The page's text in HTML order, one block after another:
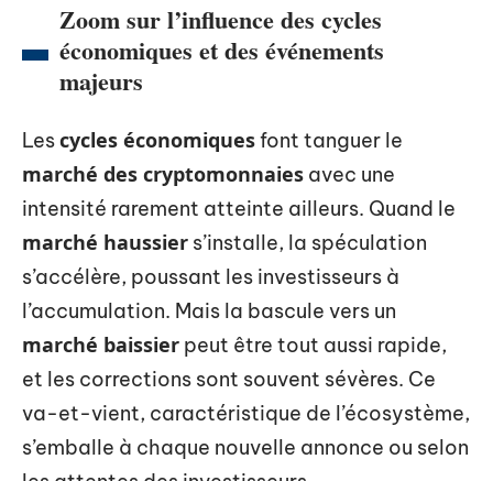
Zoom sur l’influence des cycles
économiques et des événements
majeurs
Lescycles économiquesfont tanguer le
marché des cryptomonnaies avec une
intensité rarement atteinte ailleurs. Quand le
marché haussier s’installe, la spéculation
s’accélère, poussant les investisseurs à
l’accumulation. Mais la bascule vers un
marché baissier peut être tout aussi rapide,
et les corrections sont souvent sévères. Ce
va-et-vient, caractéristique de l’écosystème,
s’emballe à chaque nouvelle annonce ou selon